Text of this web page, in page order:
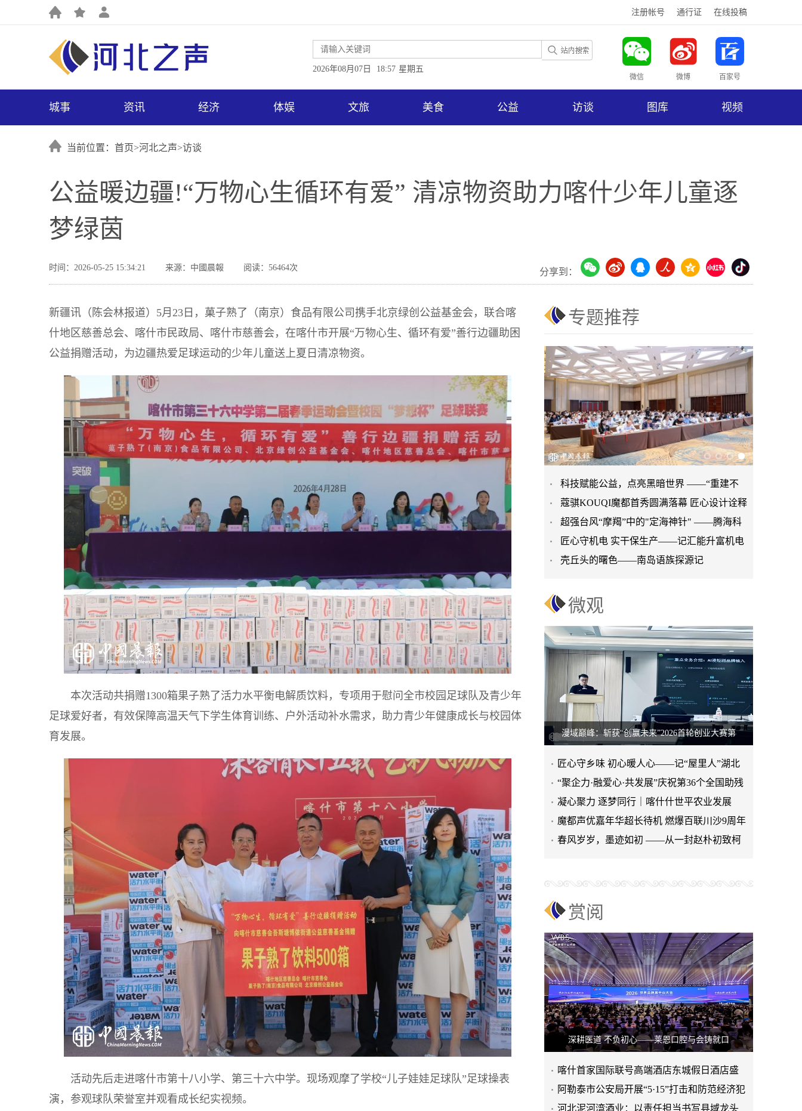
注册帐号 通行证 在线投稿
微信 微博 百家号
2026年08月07日 18:57 星期五
城事 资讯 经济 体娱 文旅 美食 公益 访谈 图库 视频
当前位置：首页>河北之声>访谈
公益暖边疆!“万物心生循环有爱” 清凉物资助力喀什少年儿童逐
梦绿茵
时间：2026-05-25 15:34:21 来源：中國晨報 阅读：56464次 分享到：
新疆讯（陈会林报道）5月23日，菓子熟了（南京）食品有限公司携手北京绿创公益基金会，联合喀
什地区慈善总会、喀什市民政局、喀什市慈善会，在喀什市开展“万物心生、循环有爱”善行边疆助困
公益捐赠活动，为边疆热爱足球运动的少年儿童送上夏日清凉物资。
本次活动共捐赠1300箱果子熟了活力水平衡电解质饮料，专项用于慰问全市校园足球队及青少年
足球爱好者，有效保障高温天气下学生体育训练、户外活动补水需求，助力青少年健康成长与校园体
育发展。
活动先后走进喀什市第十八小学、第三十六中学。现场观摩了学校“儿子娃娃足球队”足球操表
演，参观球队荣誉室并观看成长纪实视频。
专题推荐
​科技赋能公益，点亮黑暗世界 ——“重建不
被遗忘的光” 公益眼
蔻骐KOUQI魔都首秀圆满落幕 匠心设计诠释
现代服饰新美学
​超强台风“摩羯”中的"定海神针" ——腾海科
技3米海上风电场
匠心守机电 实干保生产——记汇能升富机电
矿长辛锐斌先进事迹
壳丘头的曙色——南岛语族探源记
微观
漫域巅峰：斩获“创赢未来”2026首轮创业大赛第
​匠心守乡味 初心暖人心——记“屋里人”湖北
菜创始人张旭花
“聚企力·融爱心·共发展”庆祝第36个全国助残
日
凝心聚力 逐梦同行｜喀什什世平农业发展
（集团）举行主题团建活动
​魔都声优嘉年华超长待机 燃爆百联川沙9周年
庆
春风岁岁，墨迹如初 ——从一封赵朴初致柯
赏阅
深耕医道 不负初心——莱恩口腔与会铸就口
喀什首家国际联号高端酒店东城假日酒店盛
大开业
阿勒泰市公安局开展“5·15”打击和防范经济犯
罪集中宣传活动
河北泥河湾酒业：以责任担当书写县域龙头